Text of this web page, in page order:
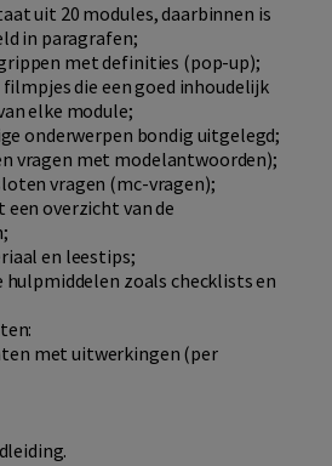
uit 20 modules, daarbinnen is
in paragrafen;
met definities (pop-up);
die een goed inhoudelijk
elke module;
onderwerpen bondig uitgelegd;
vragen met modelantwoorden);
vragen (mc-vragen);
overzicht van de
en leestips;
hulpmiddelen zoals checklists en
met uitwerkingen (per